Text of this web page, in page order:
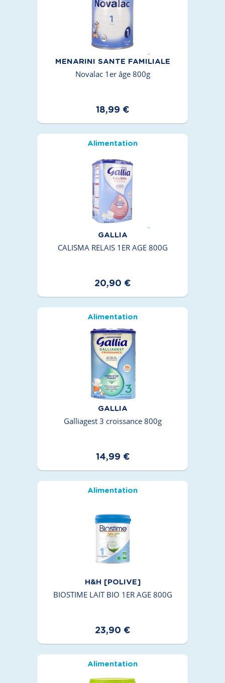
MENARINI SANTE FAMILIALE
Novalac 1er âge 800g
18,99 €
Alimentation
GALLIA
CALISMA RELAIS 1ER AGE 800G
20,90 €
Alimentation
GALLIA
Galliagest 3 croissance 800g
14,99 €
Alimentation
H&H [POLIVE]
BIOSTIME LAIT BIO 1ER AGE 800G
23,90 €
Alimentation